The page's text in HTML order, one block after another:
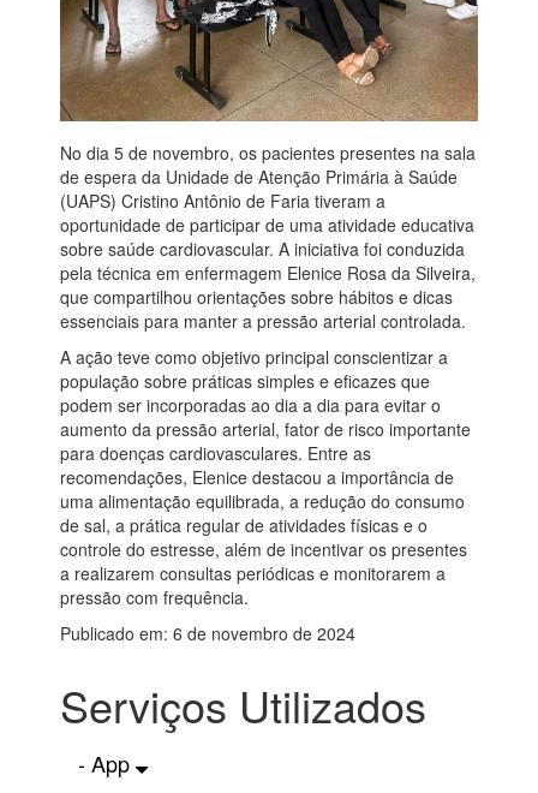
No dia 5 de novembro, os pacientes presentes na sala
de espera da Unidade de Atenção Primária à Saúde
(UAPS) Cristino Antônio de Faria tiveram a
oportunidade de participar de uma atividade educativa
sobre saúde cardiovascular. A iniciativa foi conduzida
pela técnica em enfermagem Elenice Rosa da Silveira,
que compartilhou orientações sobre hábitos e dicas
essenciais para manter a pressão arterial controlada.
A ação teve como objetivo principal conscientizar a
população sobre práticas simples e eficazes que
podem ser incorporadas ao dia a dia para evitar o
aumento da pressão arterial, fator de risco importante
para doenças cardiovasculares. Entre as
recomendações, Elenice destacou a importância de
uma alimentação equilibrada, a redução do consumo
de sal, a prática regular de atividades físicas e o
controle do estresse, além de incentivar os presentes
a realizarem consultas periódicas e monitorarem a
pressão com frequência.
Publicado em: 6 de novembro de 2024
Serviços Utilizados
- App